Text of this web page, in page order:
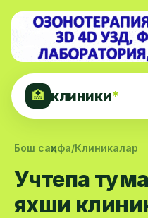
🏥 клиники*
Бош саҳифа/Клиникалар
Учтепа
яхши